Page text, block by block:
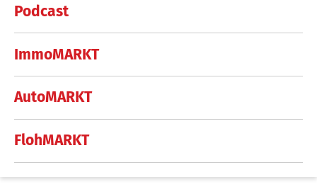
Podcast
ImmoMARKT
AutoMARKT
FlohMARKT